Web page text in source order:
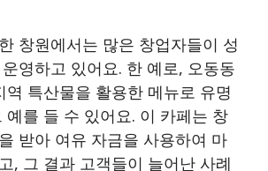
창원에서는 많은 창업자들이 성
영하고 있어요. 한 예로, 오동동
역 특산물을 활용한 메뉴로 유명
예를 들 수 있어요. 이 카페는 창
받아 여유 자금을 사용하여 마
, 그 결과 고객들이 늘어난 사례